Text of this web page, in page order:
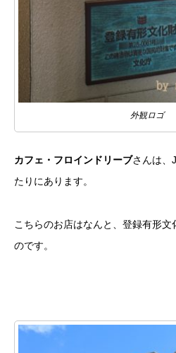
外観ロゴ
カフェ・フロインドリーブさんは、
たりにあります。
こちらのお店はなんと、登録有形
のです。